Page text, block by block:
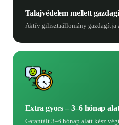
Talajvédelem mellett
Aktív gilisztaállomány gazdagítja
Extra gyors – 3–6 hónap
Garantált 3–6 hónap alatt kész